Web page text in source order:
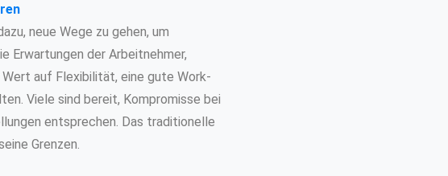
neue Wege zu gehen, um
Erwartungen der Arbeitnehmer,
auf Flexibilität, eine gute Work-
Viele sind bereit, Kompromisse bei
entsprechen. Das traditionelle
Grenzen.